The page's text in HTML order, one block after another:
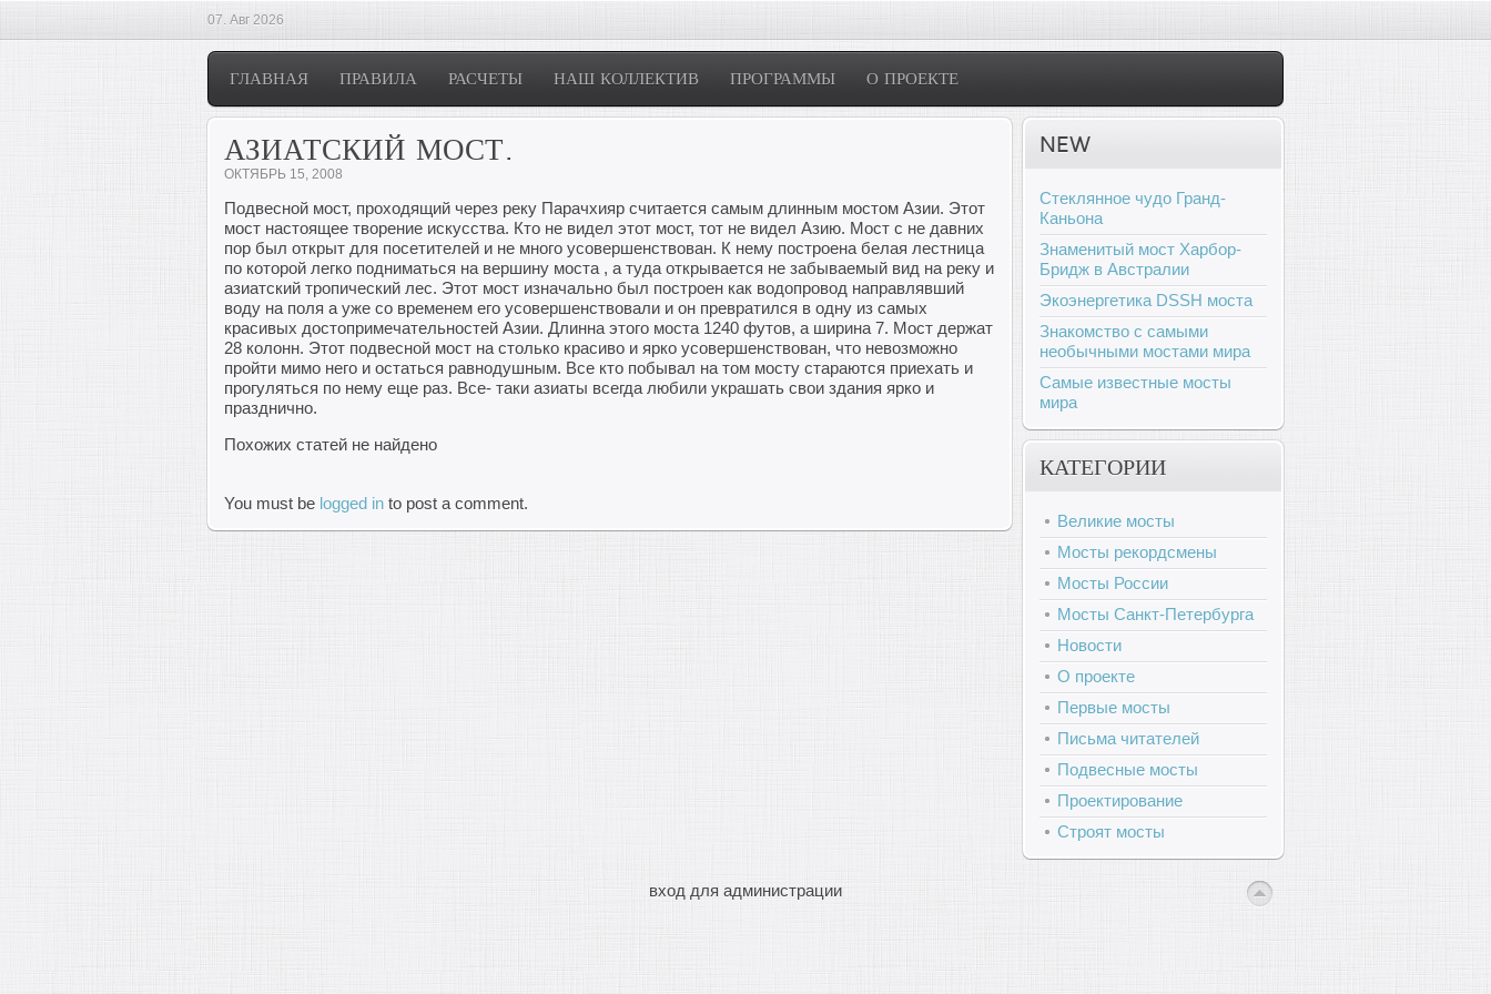
07. Авг 2026
ГЛАВНАЯ ПРАВИЛА РАСЧЕТЫ НАШ КОЛЛЕКТИВ ПРОГРАММЫ О ПРОЕКТЕ
АЗИАТСКИЙ МОСТ.
ОКТЯБРЬ 15, 2008
Подвесной мост, проходящий через реку Парачхияр считается самым длинным мостом Азии. Этот
мост настоящее творение искусства. Кто не видел этот мост, тот не видел Азию. Мост с не давних
пор был открыт для посетителей и не много усовершенствован. К нему построена белая лестница
по которой легко подниматься на вершину моста , а туда открывается не забываемый вид на реку и
азиатский тропический лес. Этот мост изначально был построен как водопровод направлявший
воду на поля а уже со временем его усовершенствовали и он превратился в одну из самых
красивых достопримечательностей Азии. Длинна этого моста 1240 футов, а ширина 7. Мост держат
28 колонн. Этот подвесной мост на столько красиво и ярко усовершенствован, что невозможно
пройти мимо него и остаться равнодушным. Все кто побывал на том мосту стараются приехать и
прогуляться по нему еще раз. Все- таки азиаты всегда любили украшать свои здания ярко и
празднично.
Похожих статей не найдено
You must be logged in to post a comment.
NEW
Стеклянное чудо Гранд-
Каньона
Знаменитый мост Харбор-
Бридж в Австралии
Экоэнергетика DSSH моста
Знакомство с самыми
необычными мостами мира
Самые известные мосты
мира
КАТЕГОРИИ
Великие мосты
Мосты рекордсмены
Мосты России
Мосты Санкт-Петербурга
Новости
О проекте
Первые мосты
Письма читателей
Подвесные мосты
Проектирование
Строят мосты
вход для администрации